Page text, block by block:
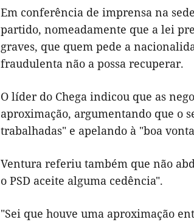
Em conferência de imprensa na
partido, nomeadamente que a lei
graves, que quem pede a
fraudulenta não a possa recuperar.
O líder do Chega indicou que as
aproximação, argumentando que o
trabalhadas" e apelando à "boa
Ventura referiu também que não
o PSD aceite alguma cedência".
"Sei que houve uma aproximação